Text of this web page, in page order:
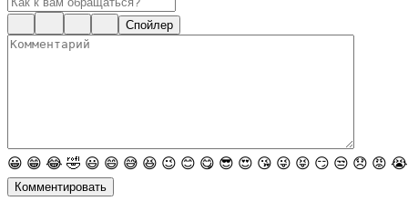
Спойлер
😀 😁 😂 🤣 😃 😄 😅 😆 😉 😊 😋 😎 😍 😘 😜 😝 😏 😒 😞 😡 😭
Комментировать